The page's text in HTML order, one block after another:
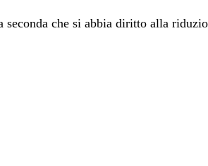
che si abbia diritto alla